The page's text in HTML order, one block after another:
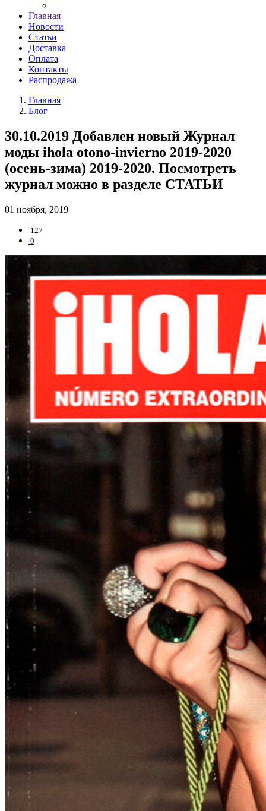
Главная
Новости
Статьи
Доставка
Оплата
Контакты
Распродажа
Главная
Блог
30.10.2019 Добавлен новый Журнал
моды ihola otono-invierno 2019-2020
(осень-зима) 2019-2020. Посмотреть
журнал можно в разделе СТАТЬИ
01 ноября, 2019
127
0